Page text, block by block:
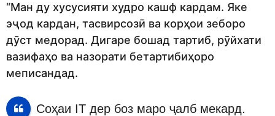
“Ман ду хусусияти худро кашф кардам. Яке
эҷод кардан, тасвирсозӣ ва корҳои зеборо
дӯст медорад. Дигаре бошад тартиб, рӯйхати
вазифаҳо ва назорати бетартибиҳоро
меписандад.
Соҳаи IT дер боз маро ҷалб мекард.